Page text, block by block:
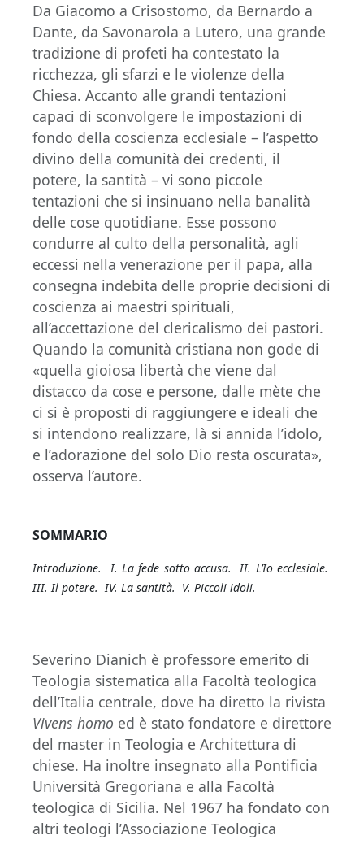
Da Giacomo a Crisostomo, da Bernardo a
Dante, da Savonarola a Lutero, una grande
tradizione di profeti ha contestato la
ricchezza, gli sfarzi e le violenze della
Chiesa. Accanto alle grandi tentazioni
capaci di sconvolgere le impostazioni di
fondo della coscienza ecclesiale – l’aspetto
divino della comunità dei credenti, il
potere, la santità – vi sono piccole
tentazioni che si insinuano nella banalità
delle cose quotidiane. Esse possono
condurre al culto della personalità, agli
eccessi nella venerazione per il papa, alla
consegna indebita delle proprie decisioni di
coscienza ai maestri spirituali,
all’accettazione del clericalismo dei pastori.
Quando la comunità cristiana non gode di
«quella gioiosa libertà che viene dal
distacco da cose e persone, dalle mète che
ci si è proposti di raggiungere e ideali che
si intendono realizzare, là si annida l’idolo,
e l’adorazione del solo Dio resta oscurata»,
osserva l’autore.
SOMMARIO
Introduzione. I. La fede sotto accusa. II. L’Io ecclesiale.
III. Il potere. IV. La santità. V. Piccoli idoli.
Severino Dianich è professore emerito di
Teologia sistematica alla Facoltà teologica
dell’Italia centrale, dove ha diretto la rivista
Vivens homo ed è stato fondatore e direttore
del master in Teologia e Architettura di
chiese. Ha inoltre insegnato alla Pontificia
Università Gregoriana e alla Facoltà
teologica di Sicilia. Nel 1967 ha fondato con
altri teologi l’Associazione Teologica